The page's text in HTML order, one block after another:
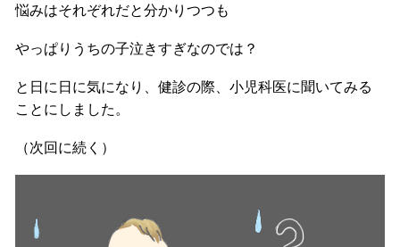
悩みはそれぞれだと分かりつつも
やっぱりうちの子泣きすぎなのでは？
と日に日に気になり、健診の際、小児科医に聞いてみる
ことにしました。
（次回に続く）